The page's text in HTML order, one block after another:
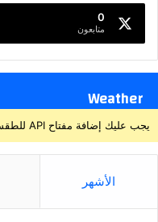
0
متابعون
Weather
يجب عليك إضافة مفتاح API للطقس من خلال صفحة إعدادات القالب > الدمج.
الأشهر